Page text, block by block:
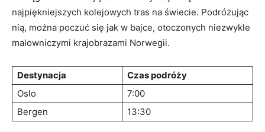
najpiękniejszych ⁣kolejowych tras⁣ na świecie. Podróżując⁣
nią, można poczuć ​się jak w bajce,‌ otoczonych niezwykle
malowniczymi krajobrazami Norwegii.
Destynacja
Czas podróży
Oslo
7:00
Bergen
13:30